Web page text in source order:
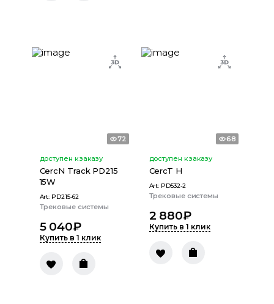
72
доступен к заказу
CercN Track PD215
15W
Art: PD215-62
Трековые системы
5 040₽
Купить в 1 клик
68
доступен к заказу
CercT H
Art: PD532-2
Трековые системы
2 880₽
Купить в 1 клик